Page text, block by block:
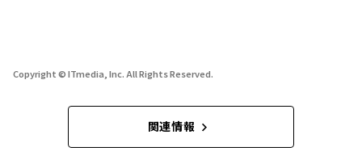
Copyright © ITmedia, Inc. All Rights Reserved.
関連情報